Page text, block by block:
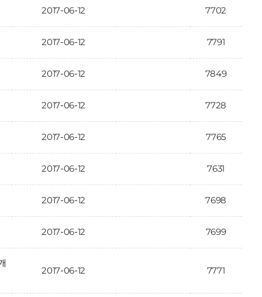
2017-06-12 7702
2017-06-12 7791
2017-06-12 7849
2017-06-12 7728
2017-06-12 7765
2017-06-12 7631
2017-06-12 7698
2017-06-12 7699
2017-06-12 7771